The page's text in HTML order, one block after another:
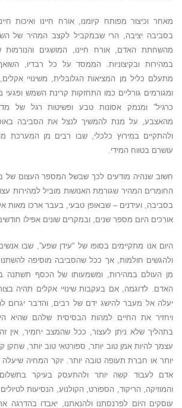
מאחר וכיצור מפותח קיומנו, אורח חיינו ואיכות
בסביבה יציבה, הרי שבמקביל לקצב המהיר של
מהשחתת האדם, אורח חיינו, המושגים והנורמות
במהירות ובקיצוניות. הממסד על כל רבדיו,
מתעלם כליל מן המציאות הגלובלית, משינויי
ומגורמים גורליים כמו התחזקות קרינת השמש ופגעי
כרגיל” ומנמק אסונות טבע ופשיטות רגל של
מהאצבע, על מנת להמשיך לנצל את הסביבה
ולהתקיים במירוץ כלכלי, שבו רבים מן המערכת
עושרם בטווח המידי.
חשוב שנהיה מודעים לכך שבשל המספר העצום של
החומרים המהיר שגורמת האנושות מוביל למהירות
בסביבה, ועידנים – שבאופן טבעי, בעבר ארכו מאות
אורכים היום מספר שנים, ובמקרים שונים אפילו
היום אנו מתקיימים בסופו של “עידן שפע”, שבו
ולהגשים חולמות, אך ככל שהסביבה מוסיפה
מן העולם במהירות, ומשמעותו של הכסף תשתנה
האדם. לדוגמה, אם בעקבות שינויי אקלים תהיה
יעלה אל מעבר להישג ידם של רבים, והדבר יגרום
ויחזיר את החיים למהות הבסיסית שלהם שהיא
בתהליך שלא ניתן לעצור, ככל שהמצב יחמיר,
עצמך להיות אמן טוב יותר, ספורטאי טוב יותר, שחקן
יותר או חברת תעופה טובה יותר. יוקר המחיה
אדם לעבוד קשה יותר ולהתעסק בעיקר בתשלום
והמוזיקה, הריקוד, הספורט, הקולנוע, הנסיעות
עוסקים היום לפרנסתנו ולהנאתנו, יאבדו